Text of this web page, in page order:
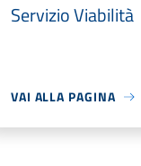
Servizio Viabilità
VAI ALLA PAGINA